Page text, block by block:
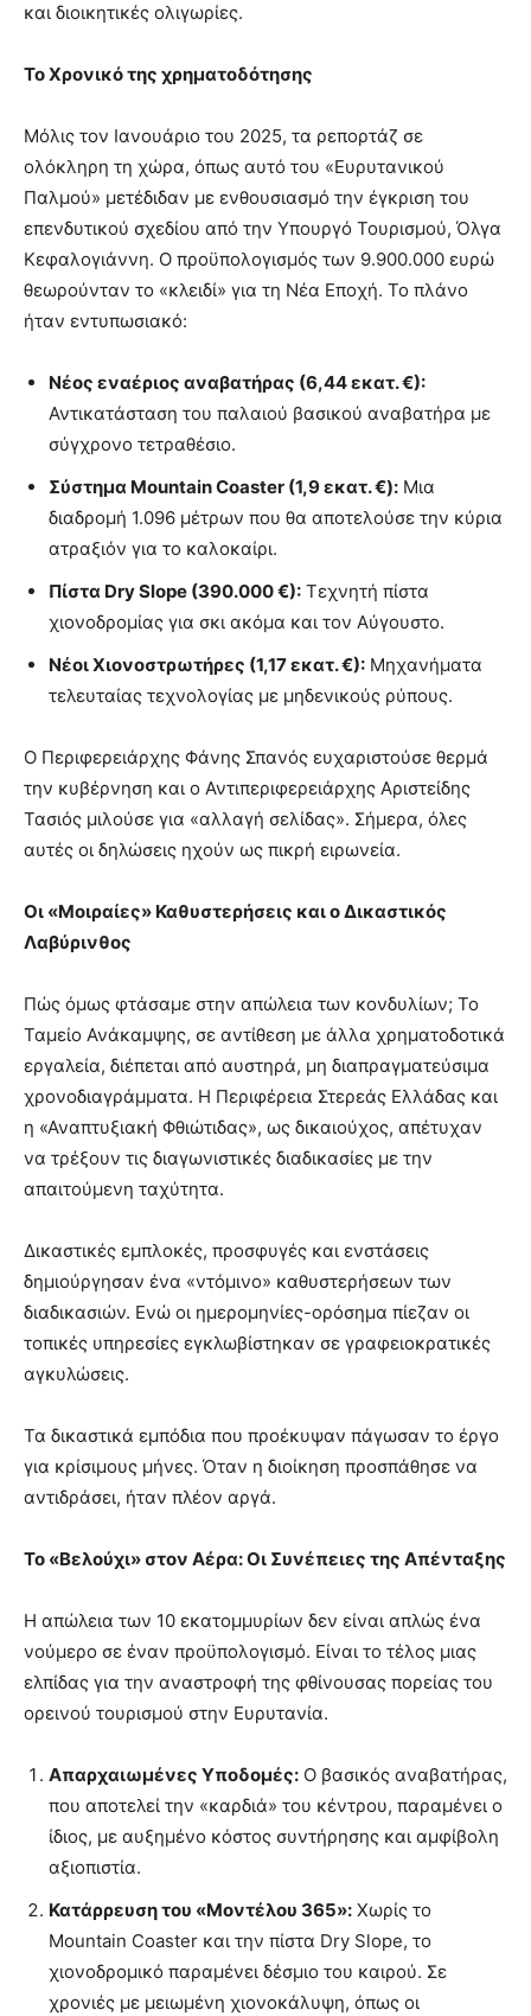
και διοικητικές ολιγωρίες.
Το Χρονικό της χρηματοδότησης
Μόλις τον Ιανουάριο του 2025, τα ρεπορτάζ σε
ολόκληρη τη χώρα, όπως αυτό του «Ευρυτανικού
Παλμού» μετέδιδαν με ενθουσιασμό την έγκριση του
επενδυτικού σχεδίου από την Υπουργό Τουρισμού, Όλγα
Κεφαλογιάννη. Ο προϋπολογισμός των 9.900.000 ευρώ
θεωρούνταν το «κλειδί» για τη Νέα Εποχή. Το πλάνο
ήταν εντυπωσιακό:
Νέος εναέριος αναβατήρας (6,44 εκατ. €):
Αντικατάσταση του παλαιού βασικού αναβατήρα με
σύγχρονο τετραθέσιο.
Σύστημα Mountain Coaster (1,9 εκατ. €): Μια
διαδρομή 1.096 μέτρων που θα αποτελούσε την κύρια
ατραξιόν για το καλοκαίρι.
Πίστα Dry Slope (390.000 €): Τεχνητή πίστα
χιονοδρομίας για σκι ακόμα και τον Αύγουστο.
Νέοι Χιονοστρωτήρες (1,17 εκατ. €): Μηχανήματα
τελευταίας τεχνολογίας με μηδενικούς ρύπους.
Ο Περιφερειάρχης Φάνης Σπανός ευχαριστούσε θερμά
την κυβέρνηση και ο Αντιπεριφερειάρχης Αριστείδης
Τασιός μιλούσε για «αλλαγή σελίδας». Σήμερα, όλες
αυτές οι δηλώσεις ηχούν ως πικρή ειρωνεία.
Οι «Μοιραίες» Καθυστερήσεις και ο Δικαστικός
Λαβύρινθος
Πώς όμως φτάσαμε στην απώλεια των κονδυλίων; Το
Ταμείο Ανάκαμψης, σε αντίθεση με άλλα χρηματοδοτικά
εργαλεία, διέπεται από αυστηρά, μη διαπραγματεύσιμα
χρονοδιαγράμματα. Η Περιφέρεια Στερεάς Ελλάδας και
η «Αναπτυξιακή Φθιώτιδας», ως δικαιούχος, απέτυχαν
να τρέξουν τις διαγωνιστικές διαδικασίες με την
απαιτούμενη ταχύτητα.
Δικαστικές εμπλοκές, προσφυγές και ενστάσεις
δημιούργησαν ένα «ντόμινο» καθυστερήσεων των
διαδικασιών. Ενώ οι ημερομηνίες-ορόσημα πίεζαν οι
τοπικές υπηρεσίες εγκλωβίστηκαν σε γραφειοκρατικές
αγκυλώσεις.
Τα δικαστικά εμπόδια που προέκυψαν πάγωσαν το έργο
για κρίσιμους μήνες. Όταν η διοίκηση προσπάθησε να
αντιδράσει, ήταν πλέον αργά.
Το «Βελούχι» στον Αέρα: Οι Συνέπειες της Απένταξης
Η απώλεια των 10 εκατομμυρίων δεν είναι απλώς ένα
νούμερο σε έναν προϋπολογισμό. Είναι το τέλος μιας
ελπίδας για την αναστροφή της φθίνουσας πορείας του
ορεινού τουρισμού στην Ευρυτανία.
Απαρχαιωμένες Υποδομές: Ο βασικός αναβατήρας,
που αποτελεί την «καρδιά» του κέντρου, παραμένει ο
ίδιος, με αυξημένο κόστος συντήρησης και αμφίβολη
αξιοπιστία.
Κατάρρευση του «Μοντέλου 365»: Χωρίς το
Mountain Coaster και την πίστα Dry Slope, το
χιονοδρομικό παραμένει δέσμιο του καιρού. Σε
χρονιές με μειωμένη χιονοκάλυψη, όπως οι